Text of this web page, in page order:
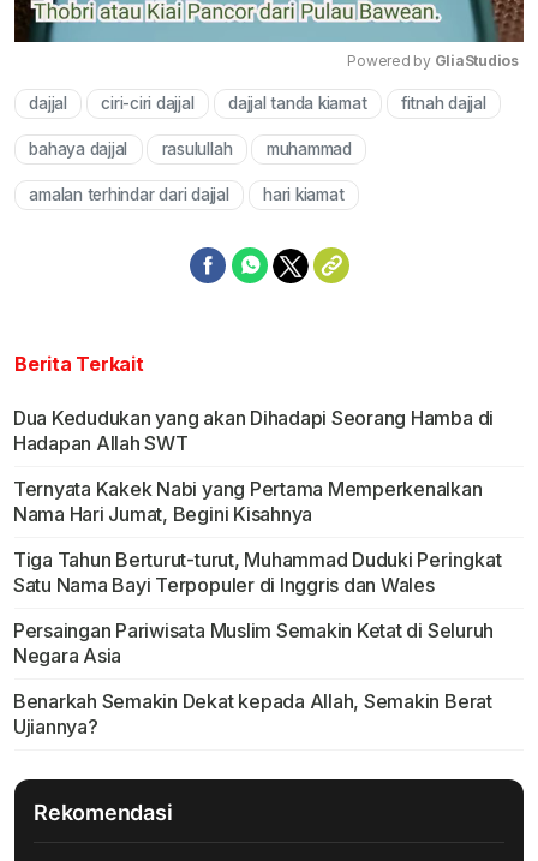
Mute
Powered by GliaStudios
dajjal ciri-ciri dajjal dajjal tanda kiamat fitnah dajjal
bahaya dajjal rasulullah muhammad
amalan terhindar dari dajjal hari kiamat
Berita Terkait
Dua Kedudukan yang akan Dihadapi Seorang Hamba di
Hadapan Allah SWT
Ternyata Kakek Nabi yang Pertama Memperkenalkan
Nama Hari Jumat, Begini Kisahnya
Tiga Tahun Berturut-turut, Muhammad Duduki Peringkat
Satu Nama Bayi Terpopuler di Inggris dan Wales
Persaingan Pariwisata Muslim Semakin Ketat di Seluruh
Negara Asia
Benarkah Semakin Dekat kepada Allah, Semakin Berat
Ujiannya?
Rekomendasi